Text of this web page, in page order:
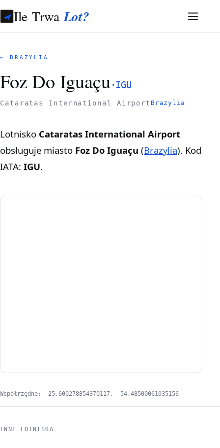
Ile TrwaLot?
← BRAZYLIA
Foz Do Iguaçu·IGU
Cataratas International Airport Brazylia
Lotnisko Cataratas International Airport
obsługuje miasto Foz Do Iguaçu (Brazylia). Kod
IATA: IGU.
Współrzędne: -25.600278854370117, -54.48500061035156
INNE LOTNISKA